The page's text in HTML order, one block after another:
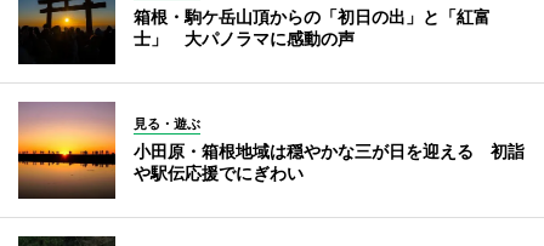
箱根・駒ケ岳山頂からの「初日の出」と「紅富
士」 大パノラマに感動の声
見る・遊ぶ
小田原・箱根地域は穏やかな三が日を迎える 初詣
や駅伝応援でにぎわい